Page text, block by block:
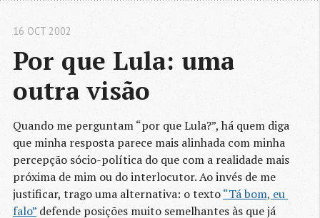
Por que Lula: uma
outra visão
16 OCT 2002
Quando me perguntam “por que Lula?”, há quem diga
que minha resposta parece mais alinhada com minha
percepção sócio-política do que com a realidade mais
próxima de mim ou do interlocutor. Ao invés de me
justificar, trago uma alternativa: o texto“Tá bom, eu
falo” defende posições muito semelhantes às que já